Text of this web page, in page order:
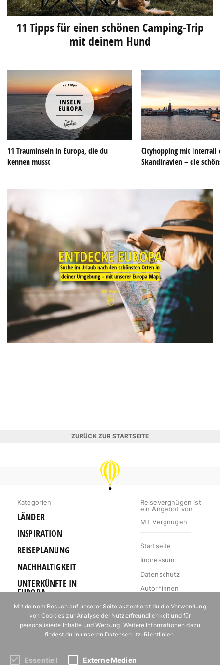
11 Tipps für einen schönen Camping-Trip
mit deinem Hund
11 Trauminseln in Europa, die du
kennen musst
Cityhopping mit Interrail
Skandinavien – die
ZURÜCK ZUR STARTSEITE
REISEVERGNÜGEN
Kategorien
LÄNDER
INSPIRATION
REISEPLANUNG
NACHHALTIGKEIT
UNTERKÜNFTE IN
EUROPA
OUTDOOR
URLAUB FÜR
FOODIES
Reisevergnügen ist
ein Angebot von
Mit Vergnügen
Startseite
Impressum
Datenschutz
Autor*innen
Mediakit
Jobs
Kontakt
Mit deinem Besuch auf unserer Seite akzeptierst du die Verwendung
von Cookies zur Analyse der Nutzerfreundlichkeit und für
personalisierte Inhalte und Werbung. Weitere Informationen dazu
findest du in unseren Datenschutz-Richtlinien.
Essentiell Externe Medien